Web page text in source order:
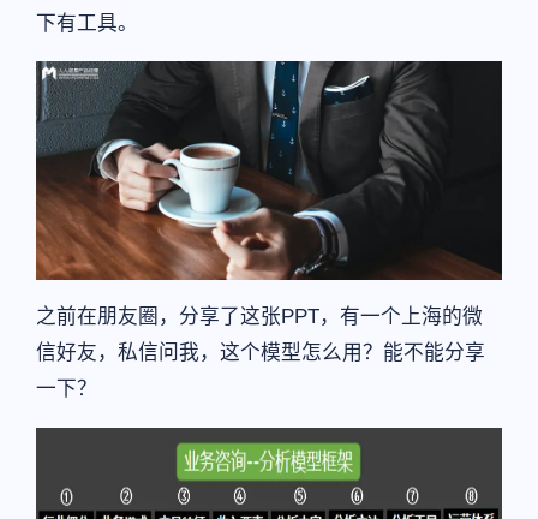
下有工具。
之前在朋友圈，分享了这张PPT，有一个上海的微
信好友，私信问我，这个模型怎么用？能不能分享
一下？